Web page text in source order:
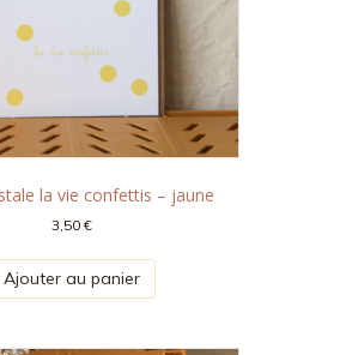
la vie confettis – jaune
3,50€
Ajouter au panier